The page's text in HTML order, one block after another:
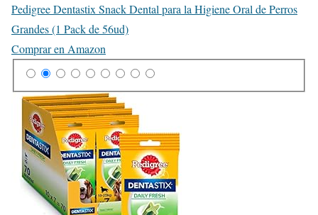
Pedigree Dentastix Snack Dental para la Higiene Oral de Perros
Grandes (1 Pack de 56ud)
Comprar en Amazon